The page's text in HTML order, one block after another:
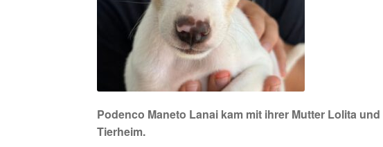
Podenco Maneto Lanai kam mit ihrer Mutter Lolita
Tierheim.